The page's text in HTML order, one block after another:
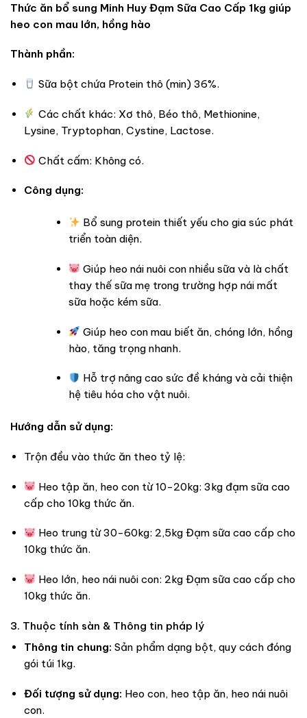
Thức ăn bổ sung Minh Huy Đạm Sữa Cao Cấp 1kg giúp
heo con mau lớn, hồng hào
Thành phần:
Sữa bột chứa Protein thô (min) 36%.
Các chất khác: Xơ thô, Béo thô, Methionine,
Lysine, Tryptophan, Cystine, Lactose.
Chất cấm: Không có.
Công dụng:
Bổ sung protein thiết yếu cho gia súc phát
triển toàn diện.
Giúp heo nái nuôi con nhiều sữa và là chất
thay thế sữa mẹ trong trường hợp nái mất
sữa hoặc kém sữa.
Giúp heo con mau biết ăn, chóng lớn, hồng
hào, tăng trọng nhanh.
Hỗ trợ nâng cao sức đề kháng và cải thiện
hệ tiêu hóa cho vật nuôi.
Hướng dẫn sử dụng:
Trộn đều vào thức ăn theo tỷ lệ:
Heo tập ăn, heo con từ 10-20kg: 3kg đạm sữa cao
cấp cho 10kg thức ăn.
Heo trung từ 30-60kg: 2,5kg Đạm sữa cao cấp cho
10kg thức ăn.
Heo lớn, heo nái nuôi con: 2kg Đạm sữa cao cấp cho
10kg thức ăn.
3. Thuộc tính sàn & Thông tin pháp lý
Thông tin chung: Sản phẩm dạng bột, quy cách đóng
gói túi 1kg.
Đối tượng sử dụng: Heo con, heo tập ăn, heo nái nuôi
con.